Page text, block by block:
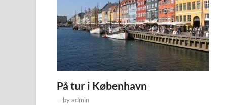
På tur i København
- byadmin